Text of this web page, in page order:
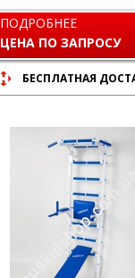
ПОДРОБНЕЕ
ЦЕНА ПО ЗАПРОСУ
БЕСПЛАТНАЯ